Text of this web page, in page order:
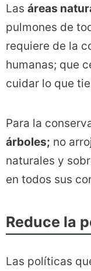
Las áreas
pulmones de
requiere de la
humanas; que
cuidar lo que
Para la
árboles; no
naturales y
en todos sus
Reduce la
Las políticas